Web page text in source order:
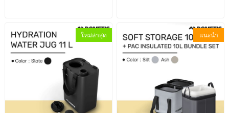
ใหม่ล่าสุด แนะนำ